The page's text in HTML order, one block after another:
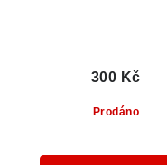
Prodáno
300 Kč